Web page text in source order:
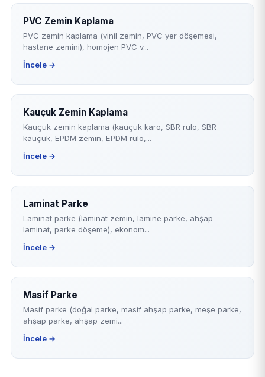
PVC Zemin Kaplama
PVC zemin kaplama (vinil zemin, PVC yer döşemesi,
hastane zemini), homojen PVC v...
İncele →
Kauçuk Zemin Kaplama
Kauçuk zemin kaplama (kauçuk karo, SBR rulo, SBR
kauçuk, EPDM zemin, EPDM rulo,...
İncele →
Laminat Parke
Laminat parke (laminat zemin, lamine parke, ahşap
laminat, parke döşeme), ekonom...
İncele →
Masif Parke
Masif parke (doğal parke, masif ahşap parke, meşe parke,
ahşap parke, ahşap zemi...
İncele →